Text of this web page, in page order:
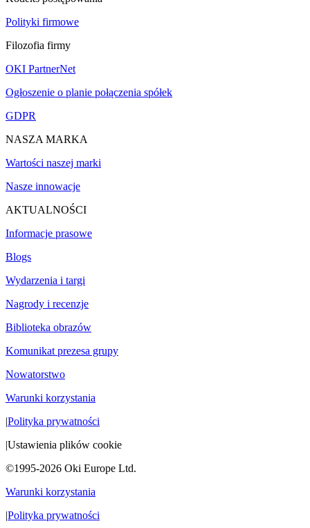
Polityki firmowe
Filozofia firmy
OKI PartnerNet
Ogłoszenie o planie połączenia spółek
GDPR
NASZA MARKA
Wartości naszej marki
Nasze innowacje
AKTUALNOŚCI
Informacje prasowe
Blogs
Wydarzenia i targi
Nagrody i recenzje
Biblioteka obrazów
Komunikat prezesa grupy
Nowatorstwo
Warunki korzystania
|Polityka prywatności
|Ustawienia plików cookie
©1995-2026 Oki Europe Ltd.
Warunki korzystania
|Polityka prywatności